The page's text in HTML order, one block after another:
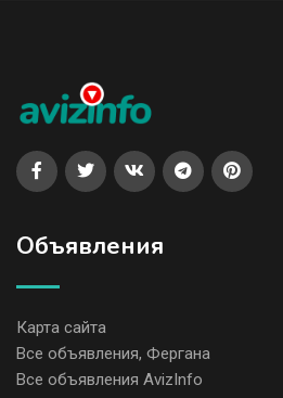
Объявления
Карта сайта
Все объявления, Фергана
Все объявления AvizInfo